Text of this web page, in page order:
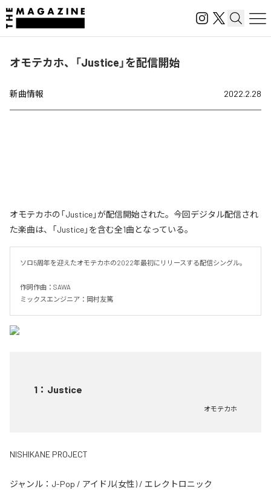
オモテカホ、「Justice」を配信開始
新曲情報 2022.2.28
オモテカホの「Justice」が配信開始された。今回デジタル配信され
た楽曲は、「Justice」を含む全1曲となっている。
ソロ5周年を迎えたオモテカホの2022年最初にリリースする配信シングル。
作詞作曲：SAWA
ミックスエンジニア：岡村友篤
1 ： Justice
オモテカホ
NISHIKANE PROJECT
ジャンル： J-Pop / アイドル(女性) / エレクトロニック